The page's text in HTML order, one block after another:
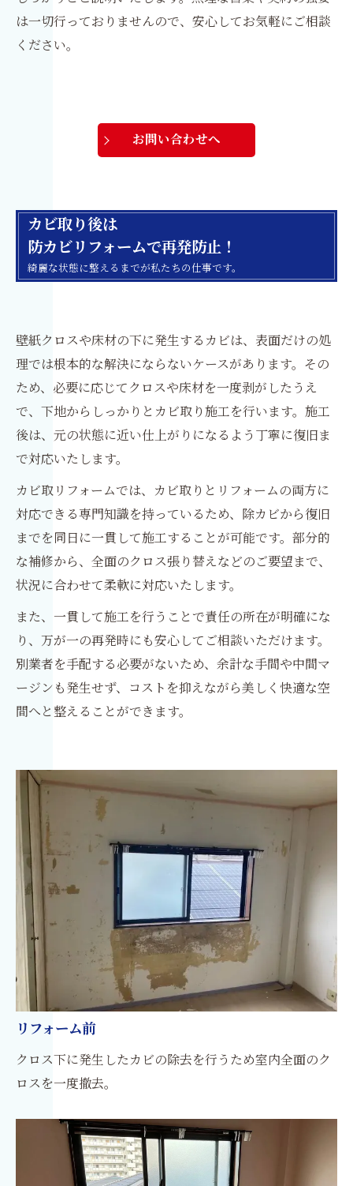
は一切行っておりませんので、安心してお気軽にご相談
ください。
お問い合わせへ
カビ取り後は
防カビリフォームで再発防止！
綺麗な状態に整えるまでが私たちの仕事です。
壁紙クロスや床材の下に発生するカビは、表面だけの処
理では根本的な解決にならないケースがあります。その
ため、必要に応じてクロスや床材を一度剥がしたうえ
で、下地からしっかりとカビ取り施工を行います。施工
後は、元の状態に近い仕上がりになるよう丁寧に復旧ま
で対応いたします。
カビ取リフォームでは、カビ取りとリフォームの両方に
対応できる専門知識を持っているため、除カビから復旧
までを同日に一貫して施工することが可能です。部分的
な補修から、全面のクロス張り替えなどのご要望まで、
状況に合わせて柔軟に対応いたします。
また、一貫して施工を行うことで責任の所在が明確にな
り、万が一の再発時にも安心してご相談いただけます。
別業者を手配する必要がないため、余計な手間や中間マ
ージンも発生せず、コストを抑えながら美しく快適な空
間へと整えることができます。
リフォーム前
クロス下に発生したカビの除去を行うため室内全面のク
ロスを一度撤去。